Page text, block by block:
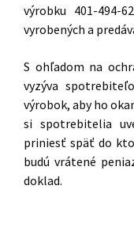
výrobku 401-494-
vyrobených a
S ohľadom na
vyzýva
výrobok, aby ho
si spotrebitelia
priniesť späť do
budú vrátené
doklad.